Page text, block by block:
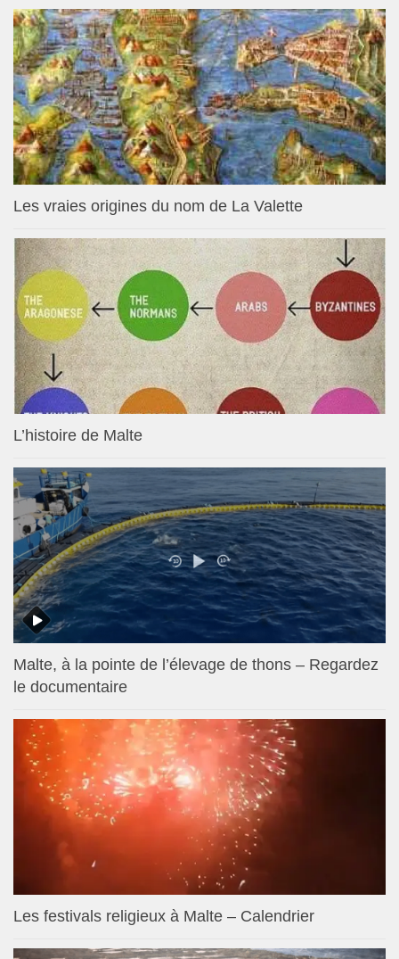
Les vraies origines du nom de La Valette
L’histoire de Malte
Malte, à la pointe de l’élevage de thons – Regardez
le documentaire
Les festivals religieux à Malte – Calendrier